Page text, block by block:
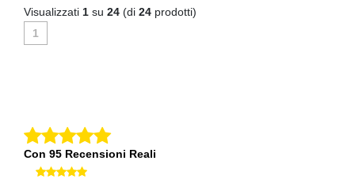
Visualizzati 1 su 24 (di 24 prodotti)
1
Con 95 Recensioni Reali